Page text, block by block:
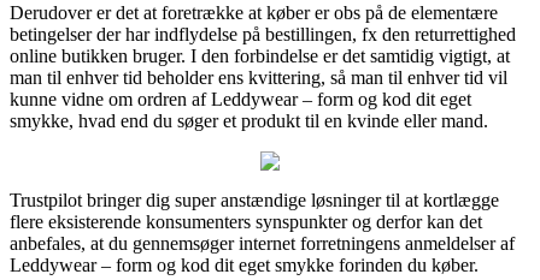
Derudover er det at foretrække at køber er obs på de elementære
betingelser der har indflydelse på bestillingen, fx den returrettighed
online butikken bruger. I den forbindelse er det samtidig vigtigt, at
man til enhver tid beholder ens kvittering, så man til enhver tid vil
kunne vidne om ordren af Leddywear – form og kod dit eget
smykke, hvad end du søger et produkt til en kvinde eller mand.
Trustpilot bringer dig super anstændige løsninger til at kortlægge
flere eksisterende konsumenters synspunkter og derfor kan det
anbefales, at du gennemsøger internet forretningens anmeldelser af
Leddywear – form og kod dit eget smykke forinden du køber.